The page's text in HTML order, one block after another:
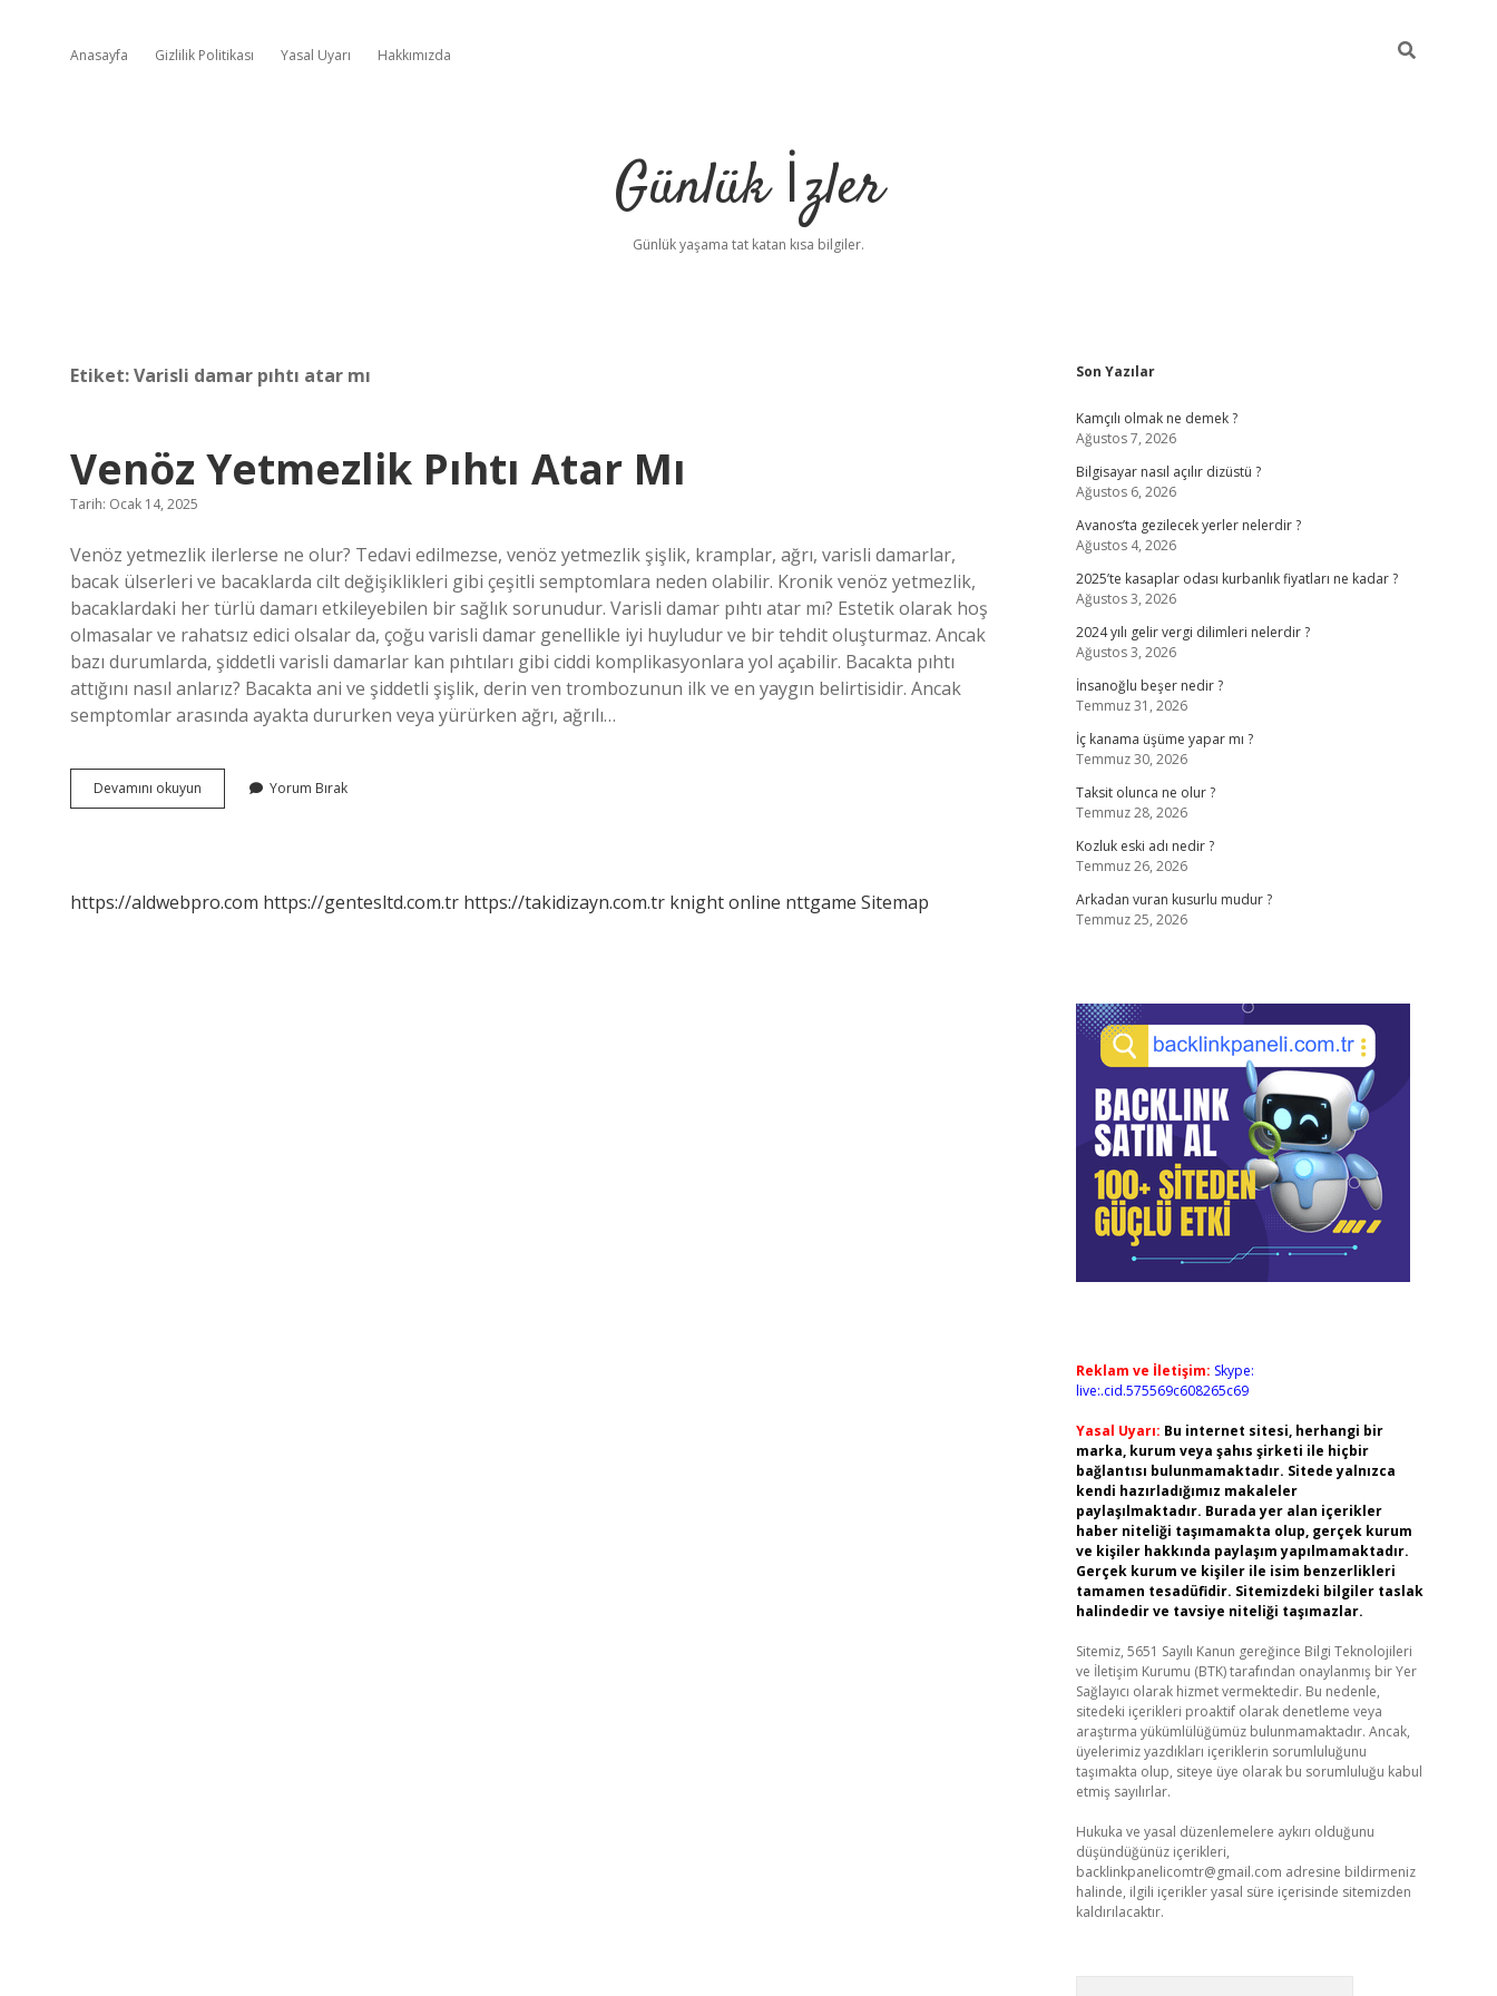
Anasayfa Gizlilik Politikası Yasal Uyarı Hakkımızda
Günlük İzler
Günlük yaşama tat katan kısa bilgiler.
Etiket:Varisli damar pıhtı atar mı
Venöz Yetmezlik Pıhtı Atar Mı
Tarih: Ocak 14, 2025
Venöz yetmezlik ilerlerse ne olur? Tedavi edilmezse, venöz yetmezlik şişlik, kramplar, ağrı, varisli damarlar,
bacak ülserleri ve bacaklarda cilt değişiklikleri gibi çeşitli semptomlara neden olabilir. Kronik venöz yetmezlik,
bacaklardaki her türlü damarı etkileyebilen bir sağlık sorunudur. Varisli damar pıhtı atar mı? Estetik olarak hoş
olmasalar ve rahatsız edici olsalar da, çoğu varisli damar genellikle iyi huyludur ve bir tehdit oluşturmaz. Ancak
bazı durumlarda, şiddetli varisli damarlar kan pıhtıları gibi ciddi komplikasyonlara yol açabilir. Bacakta pıhtı
attığını nasıl anlarız? Bacakta ani ve şiddetli şişlik, derin ven trombozunun ilk ve en yaygın belirtisidir. Ancak
semptomlar arasında ayakta dururken veya yürürken ağrı, ağrılı…
Devamını okuyun
Yetmezlik
Yorum Bırak
https://aldwebpro.com https://gentesltd.com.tr https://takidizayn.com.tr knight online nttgame Sitemap
Sidebar
Son Yazılar
Kamçılı olmak ne demek ?
Ağustos 7, 2026
Bilgisayar nasıl açılır dizüstü ?
Ağustos 6, 2026
Avanos’ta gezilecek yerler nelerdir ?
Ağustos 4, 2026
2025’te kasaplar odası kurbanlık fiyatları ne kadar ?
Ağustos 3, 2026
2024 yılı gelir vergi dilimleri nelerdir ?
Ağustos 3, 2026
İnsanoğlu beşer nedir ?
Temmuz 31, 2026
İç kanama üşüme yapar mı ?
Temmuz 30, 2026
Taksit olunca ne olur ?
Temmuz 28, 2026
Kozluk eski adı nedir ?
Temmuz 26, 2026
Arkadan vuran kusurlu mudur ?
Temmuz 25, 2026
Reklam ve İletişim: Skype:
live:.cid.575569c608265c69
Yasal Uyarı: Bu internet sitesi, herhangi bir
marka, kurum veya şahıs şirketi ile hiçbir
bağlantısı bulunmamaktadır. Sitede yalnızca
kendi hazırladığımız makaleler
paylaşılmaktadır. Burada yer alan içerikler
haber niteliği taşımamakta olup, gerçek kurum
ve kişiler hakkında paylaşım yapılmamaktadır.
Gerçek kurum ve kişiler ile isim benzerlikleri
tamamen tesadüfidir. Sitemizdeki bilgiler taslak
halindedir ve tavsiye niteliği taşımazlar.
Sitemiz, 5651 Sayılı Kanun gereğince Bilgi Teknolojileri
ve İletişim Kurumu (BTK) tarafından onaylanmış bir Yer
Sağlayıcı olarak hizmet vermektedir. Bu nedenle,
sitedeki içerikleri proaktif olarak denetleme veya
araştırma yükümlülüğümüz bulunmamaktadır. Ancak,
üyelerimiz yazdıkları içeriklerin sorumluluğunu
taşımakta olup, siteye üye olarak bu sorumluluğu kabul
etmiş sayılırlar.
Hukuka ve yasal düzenlemelere aykırı olduğunu
düşündüğünüz içerikleri,
backlinkpanelicomtr@gmail.com adresine bildirmeniz
halinde, ilgili içerikler yasal süre içerisinde sitemizden
kaldırılacaktır.